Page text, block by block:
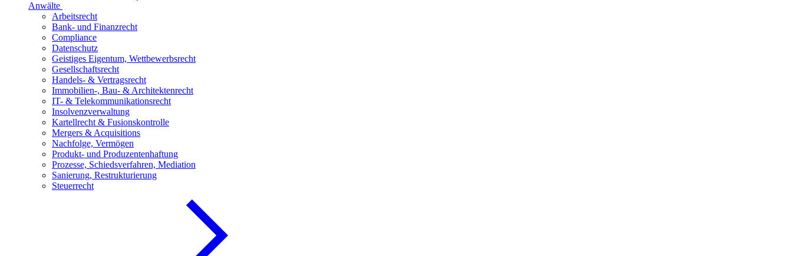
Anwälte
Arbeitsrecht
Bank- und Finanzrecht
Compliance
Datenschutz
Geistiges Eigentum, Wettbewerbsrecht
Gesellschaftsrecht
Handels- & Vertragsrecht
Immobilien-, Bau- & Architektenrecht
IT- & Telekommunikationsrecht
Insolvenzverwaltung
Kartellrecht & Fusionskontrolle
Mergers & Acquisitions
Nachfolge, Vermögen
Produkt- und Produzentenhaftung
Prozesse, Schiedsverfahren, Mediation
Sanierung, Restrukturierung
Steuerrecht